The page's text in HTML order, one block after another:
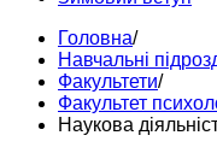
Головна/
Навчальні
Факультети/
Факультет
Наукова